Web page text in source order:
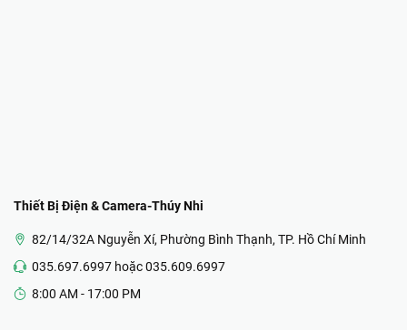
Thiết Bị Điện & Camera-Thúy Nhi
82/14/32A Nguyễn Xí, Phường Bình Thạnh, TP. Hồ Chí Minh
035.697.6997 hoặc 035.609.6997
8:00 AM - 17:00 PM